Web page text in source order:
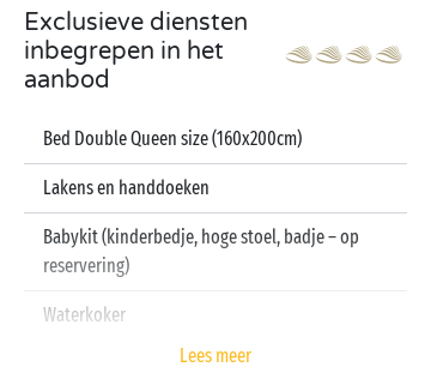
Exclusieve diensten
inbegrepen in het
aanbod
Bed Double Queen size (160x200cm)
Lakens en handdoeken
Babykit (kinderbedje, hoge stoel, badje – op
reservering)
Waterkoker
Lees meer